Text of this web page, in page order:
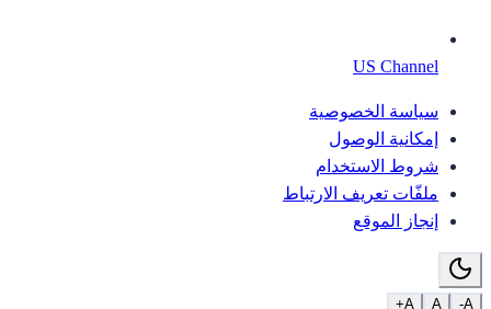
US Channel
سياسة الخصوصية
إمكانية الوصول
شروط الاستخدام
ملفّات تعريف الارتباط
إنجاز الموقع
A-
A
A+